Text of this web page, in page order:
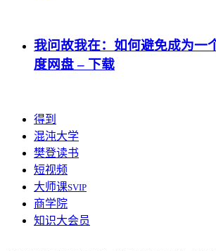
我问故我在：如何避免成为一
度网盘 – 下载
得到
混沌大学
樊登读书
短视频
大师课SVIP
商学院
知识大会员